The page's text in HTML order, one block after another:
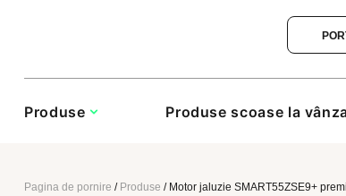
Produse Produse scoase la
Pagina de pornire / Produse / Motor jaluzie SMART55ZSE9+